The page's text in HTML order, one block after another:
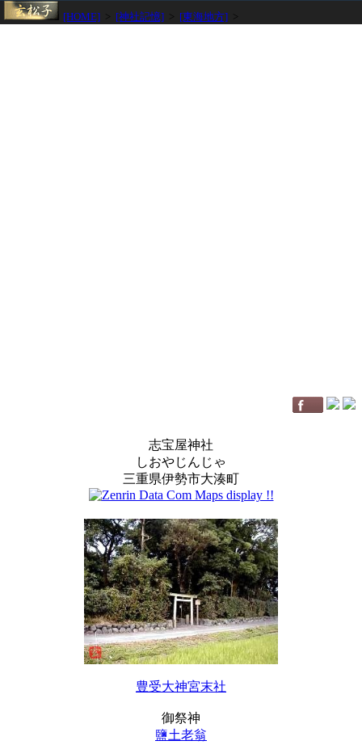
[HOME] [神社記憶] [東海地方]
志宝屋神社
しおやじんじゃ
三重県伊勢市大湊町
豊受大神宮末社
御祭神
鹽土老翁